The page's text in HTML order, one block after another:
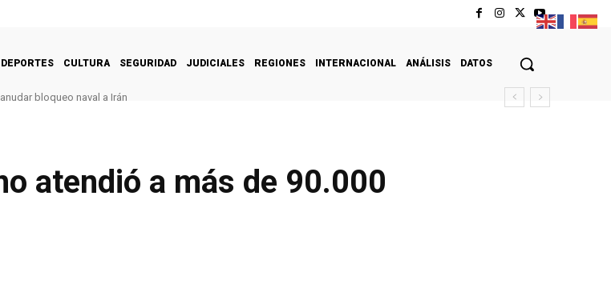
DEPORTES CULTURA SEGURIDAD JUDICIALES REGIONES INTERNACIONAL ANÁLISIS DATOS
bloqueo naval a Irán
atendió a más de 90.000